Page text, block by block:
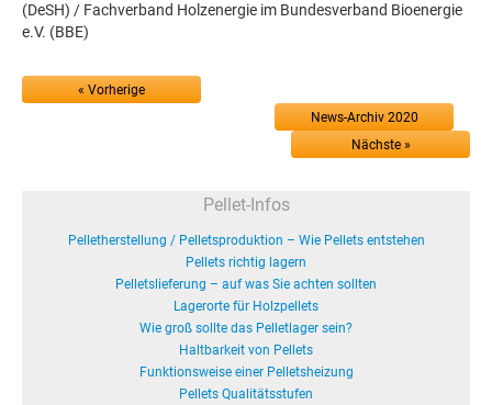
(DeSH) / Fachverband Holzenergie im Bundesverband Bioenergie
e.V. (BBE)
« Vorherige
News-Archiv 2020
Nächste »
Pellet-Infos
Pelletherstellung / Pelletsproduktion – Wie Pellets entstehen
Pellets richtig lagern
Pelletslieferung – auf was Sie achten sollten
Lagerorte für Holzpellets
Wie groß sollte das Pelletlager sein?
Haltbarkeit von Pellets
Funktionsweise einer Pelletsheizung
Pellets Qualitätsstufen